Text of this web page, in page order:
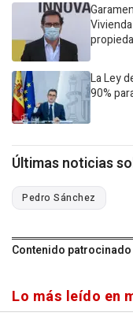
La Ley
90%
Últimas noticias
Pedro Sánchez
Contenido patrocinado
Lo más leído en